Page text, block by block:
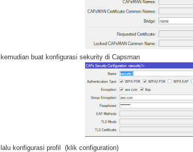
kemudian buat konfigurasi sekurity di Capsman
lalu konfigurasi profil (klik configuration)